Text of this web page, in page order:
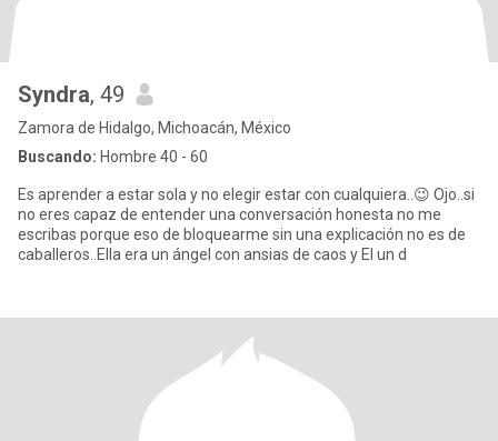
Syndra, 49
Zamora de Hidalgo, Michoacán, México
Buscando: Hombre 40 - 60
Es aprender a estar sola y no elegir estar con cualquiera..😉 Ojo..si
no eres capaz de entender una conversación honesta no me
escribas porque eso de bloquearme sin una explicación no es de
caballeros..Ella era un ángel con ansias de caos y El un d